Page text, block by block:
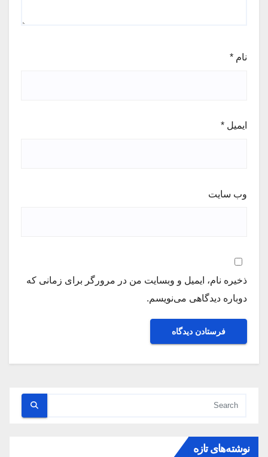
نام *
ایمیل *
وب‌ سایت
ذخیره نام، ایمیل و وبسایت من در مرورگر برای زمانی که
دوباره دیدگاهی می‌نویسم.
نوشته‌های تازه